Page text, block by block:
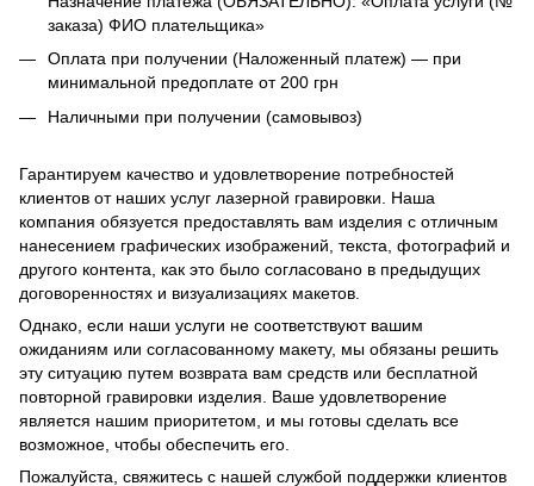
заказа) ФИО плательщика»
Оплата при получении (Наложенный платеж) — при
минимальной предоплате от 200 грн
Наличными при получении (самовывоз)
Гарантируем качество и удовлетворение потребностей
клиентов от наших услуг лазерной гравировки. Наша
компания обязуется предоставлять вам изделия с отличным
нанесением графических изображений, текста, фотографий и
другого контента, как это было согласовано в предыдущих
договоренностях и визуализациях макетов.
Однако, если наши услуги не соответствуют вашим
ожиданиям или согласованному макету, мы обязаны решить
эту ситуацию путем возврата вам средств или бесплатной
повторной гравировки изделия. Ваше удовлетворение
является нашим приоритетом, и мы готовы сделать все
возможное, чтобы обеспечить его.
Пожалуйста, свяжитесь с нашей службой поддержки клиентов